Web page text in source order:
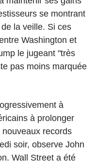
se montrant
la veille. Si ces
Washington et
le jugeant "très
pas moins marquée
à
à prolonger
records
soir, observe John
Wall Street a été